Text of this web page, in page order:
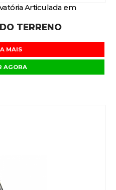
Articulada em
TERRENO
MAIS
AGORA